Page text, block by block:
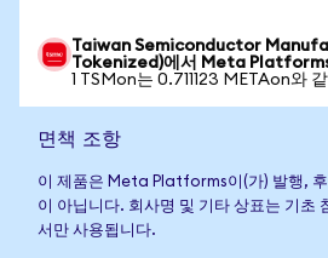
Taiwan Semiconductor
Tokenized)에서 Meta
1 TSMon는 0.711123 METAon와
면책 조항
이 제품은 Meta Platforms이(가) 발행,
이 아닙니다. 회사명 및 기타 상표는 기초
서만 사용됩니다.